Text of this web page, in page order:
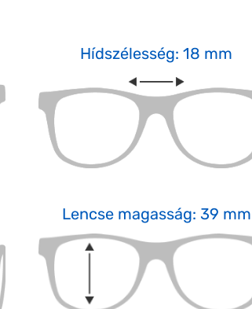
Hídszélesség: 18 mm
Lencse magasság: 39 mm